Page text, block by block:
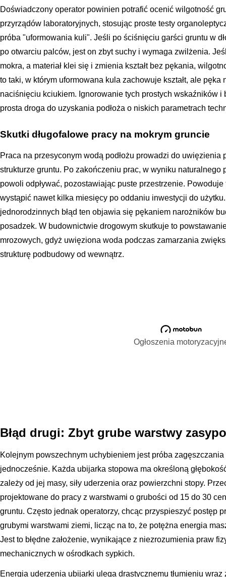
Doświadczony operator powinien potrafić ocenić wilgotność
przyrządów laboratoryjnych, stosując proste testy
próba "uformowania kuli". Jeśli po ściśnięciu garści gruntu w
po otwarciu palców, jest on zbyt suchy i wymaga zwilżenia.
mokra, a materiał klei się i zmienia kształt bez pękania,
to taki, w którym uformowana kula zachowuje kształt, ale pęka
naciśnięciu kciukiem. Ignorowanie tych prostych wskaźników
prosta droga do uzyskania podłoża o niskich parametrach
Skutki długofalowe pracy na mokrym gruncie
Praca na przesyconym wodą podłożu prowadzi do uwięzienia
strukturze gruntu. Po zakończeniu prac, w wyniku
powoli odpływać, pozostawiając puste przestrzenie.
wystąpić nawet kilka miesięcy po oddaniu inwestycji do
jednorodzinnych błąd ten objawia się pękaniem narożników
posadzek. W budownictwie drogowym skutkuje to
mrozowych, gdyż uwięziona woda podczas zamarzania
strukturę podbudowy od wewnątrz.
Ogłoszenia
Błąd drugi: Zbyt grube warstwy
Kolejnym powszechnym uchybieniem jest próba zagęszczania
jednocześnie. Każda ubijarka stopowa ma określoną
zależy od jej masy, siły uderzenia oraz powierzchni stopy.
projektowane do pracy z warstwami o grubości od 15 do 30
gruntu. Często jednak operatorzy, chcąc przyspieszyć postęp
grubymi warstwami ziemi, licząc na to, że potężna energia
Jest to błędne założenie, wynikające z niezrozumienia praw
mechanicznych w ośrodkach sypkich.
Energia uderzenia ubijarki ulega drastycznemu tłumieniu wraz